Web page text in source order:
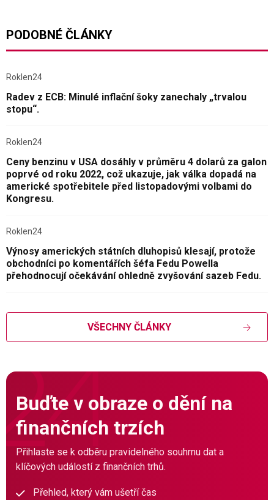
PODOBNÉ ČLÁNKY
Roklen24
Radev z ECB: Minulé inflační šoky zanechaly „trvalou
stopu“.
Roklen24
Ceny benzinu v USA dosáhly v průměru 4 dolarů za galon
poprvé od roku 2022, což ukazuje, jak válka dopadá na
americké spotřebitele před listopadovými volbami do
Kongresu.
Roklen24
Výnosy amerických státních dluhopisů klesají, protože
obchodníci po komentářích šéfa Fedu Powella
přehodnocují očekávání ohledně zvyšování sazeb Fedu.
VŠECHNY ČLÁNKY
Buďte v obraze o dění na
finančních trzích
Přihlaste se k odběru pravidelného souhrnu dat a
klíčových událostí z finančních trhů.
Přehled, který vám ušetří čas